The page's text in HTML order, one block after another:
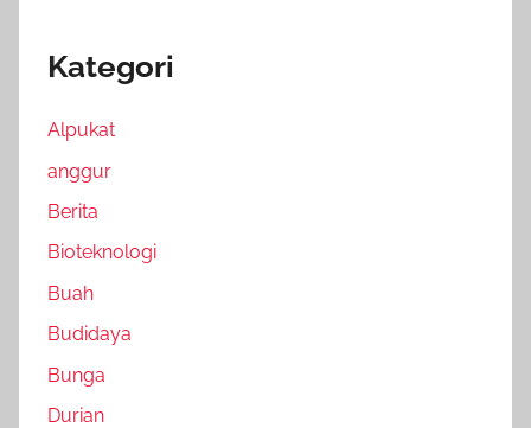
Kategori
Alpukat
anggur
Berita
Bioteknologi
Buah
Budidaya
Bunga
Durian